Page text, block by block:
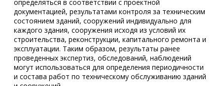
определяться в соответствии с проектной
документацией, результатами контроля за техническим
состоянием зданий, сооружений индивидуально для
каждого здания, сооружения исходя из условий их
строительства, реконструкции, капитального ремонта и
эксплуатации. Таким образом, результаты ранее
проведенных экспертиз, обследований, наблюдений
могут использоваться для определения периодичности
и состава работ по техническому обслуживанию зданий